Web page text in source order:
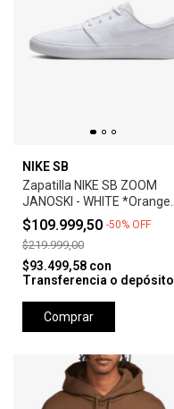
NIKE SB
Zapatilla NIKE SB ZOOM
JANOSKI - WHITE *Orange
Label*
$109.999,50 -50% OFF
$219.999,00
$93.499,58 con
Transferencia o depósito
Comprar